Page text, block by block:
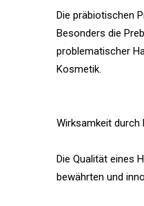
Die präbiotischen
Besonders die
problematischer
Kosmetik.
Wirksamkeit
Die Qualität eines
bewährten und